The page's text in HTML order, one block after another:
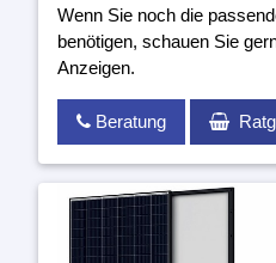
Wenn Sie noch die
benötigen, schauen Sie
Anzeigen.
Beratung